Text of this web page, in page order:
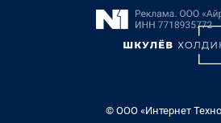
© ООО «Интернет